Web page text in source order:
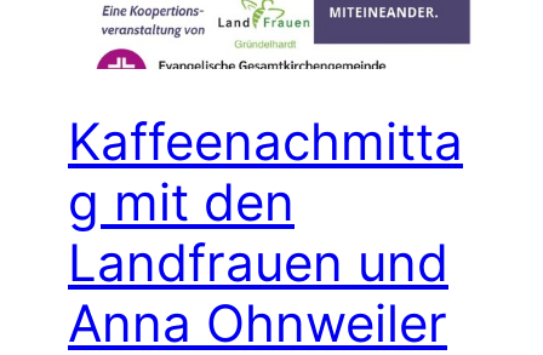
Kaffeenachmitta
g mit den
Landfrauen und
Anna Ohnweiler